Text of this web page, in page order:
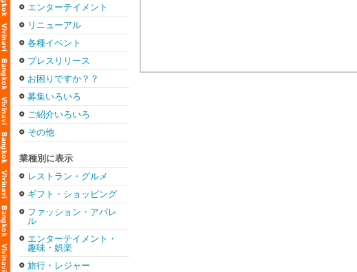
エンターテイメント
リニューアル
各種イベント
プレスリリース
お困りですか？？
募集いろいろ
ご紹介いろいろ
その他
業種別に表示
レストラン・グルメ
ギフト・ショッピング
ファッション・アパレ
ル
エンターテイメント・
趣味・娯楽
旅行・レジャー